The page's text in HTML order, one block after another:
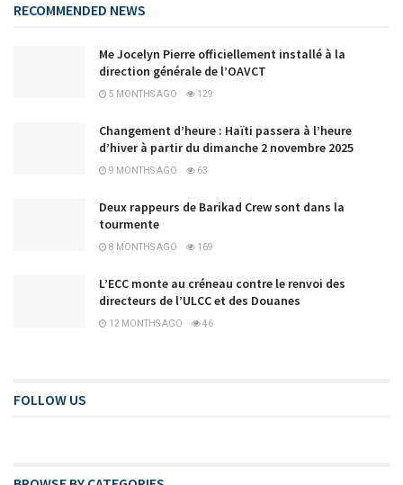
RECOMMENDED NEWS
Me Jocelyn Pierre officiellement installé à la
direction générale de l’OAVCT
5 MONTHS AGO 129
Changement d’heure : Haïti passera à l’heure
d’hiver à partir du dimanche 2 novembre 2025
9 MONTHS AGO 63
Deux rappeurs de Barikad Crew sont dans la
tourmente
8 MONTHS AGO 169
L’ECC monte au créneau contre le renvoi des
directeurs de l’ULCC et des Douanes
12 MONTHS AGO 46
FOLLOW US